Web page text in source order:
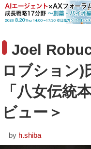
Joel
ロブション)
「八女伝統
ビュー＞
by h.shiba